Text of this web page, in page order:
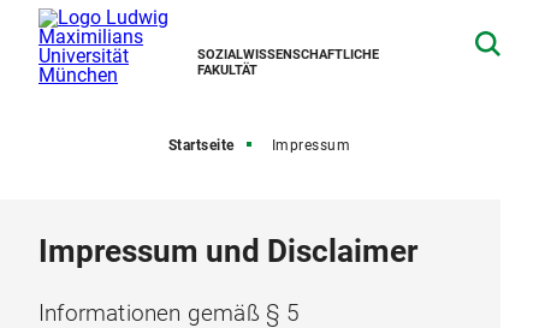
SOZIALWISSENSCHAFTLICHE
FAKULTÄT
Startseite Impressum
Impressum und Disclaimer
Informationen gemäß § 5